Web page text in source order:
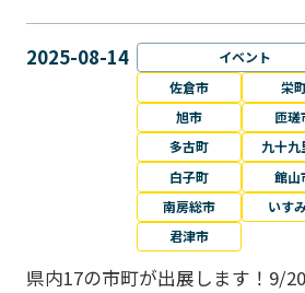
2025-08-14 イベント
佐倉市
栄
旭市
匝瑳
多古町
九十九
白子町
館山
南房総市
いす
君津市
県内17の市町が出展します！9/